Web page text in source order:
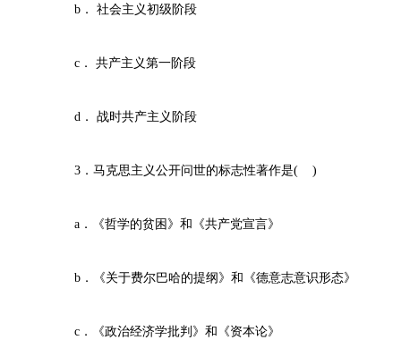
b． 社会主义初级阶段
c． 共产主义第一阶段
d． 战时共产主义阶段
3．马克思主义公开问世的标志性著作是( )
a．《哲学的贫困》和《共产党宣言》
b．《关于费尔巴哈的提纲》和《德意志意识形态》
c．《政治经济学批判》和《资本论》